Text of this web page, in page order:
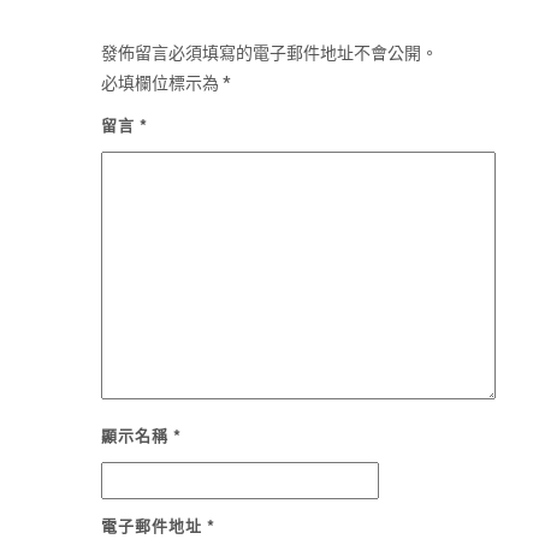
發佈留言必須填寫的電子郵件地址不會公開。
必填欄位標示為 *
留言 *
顯示名稱 *
電子郵件地址 *